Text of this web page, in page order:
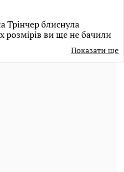
Трінчер блиснула
розмірів ви ще не бачили
Показати ще